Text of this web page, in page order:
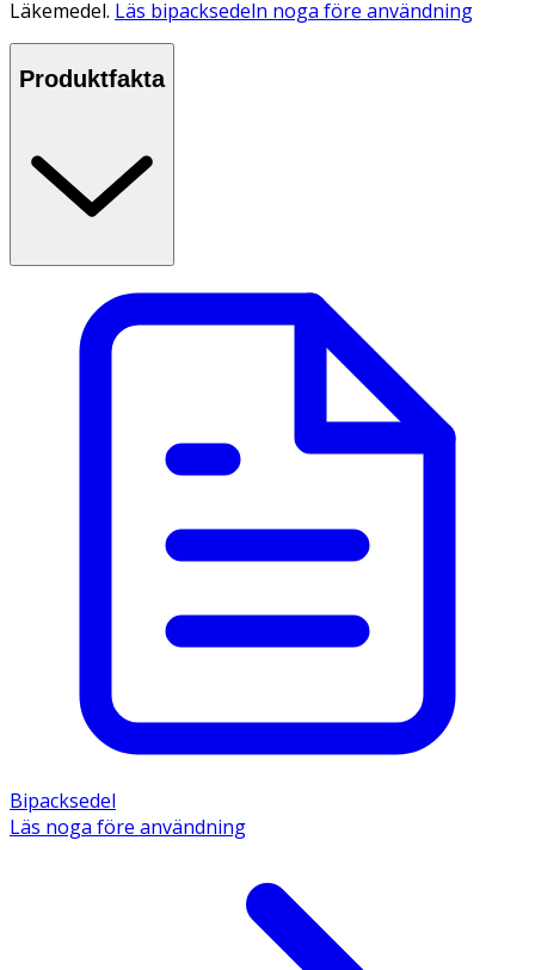
Läkemedel. Läs bipacksedeln noga före användning
Produktfakta
Bipacksedel
Läs noga före användning